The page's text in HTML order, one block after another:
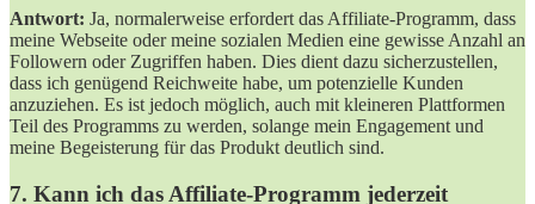
Antwort: Ja, normalerweise erfordert das Affiliate-Programm, dass
meine Webseite oder meine sozialen Medien eine gewisse Anzahl an
Followern oder Zugriffen haben. Dies dient dazu sicherzustellen,
dass ich genügend Reichweite habe, um potenzielle Kunden
anzuziehen. Es ist jedoch möglich, auch mit kleineren Plattformen
Teil des Programms zu werden, solange mein Engagement und
meine Begeisterung für das Produkt deutlich sind.
7. Kann ich das Affiliate-Programm jederzeit